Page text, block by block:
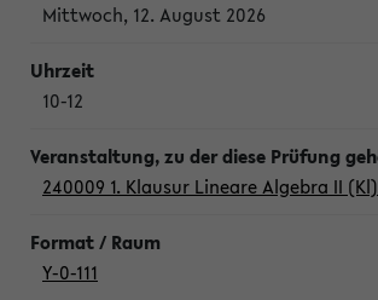
Mittwoch, 12. August 2026
10-12
240009 1. Klausur Lineare Algebra II (Kl)
Y-0-111